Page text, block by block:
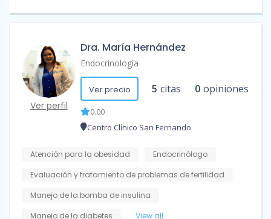
Ver perfil
Dra. María Hernández
Endocrinología
Ver precio 5 citas 0 opiniones
0.00
Centro Clínico San Fernando
Atención para la obesidad
Endocrinólogo
Evaluación y tratamiento de problemas de fertilidad
Manejo de la bomba de insulina
Manejo de la diabetes
View all